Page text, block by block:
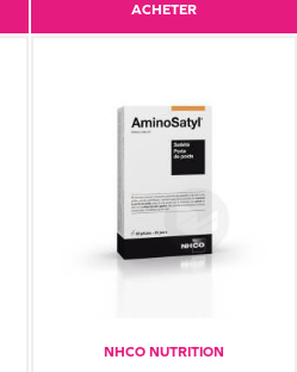
ACHETER
NHCO NUTRITION